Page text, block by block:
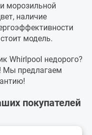
морозильной
наличие
модель.
Whirlpool недорого?
Мы предлагаем
покупателей